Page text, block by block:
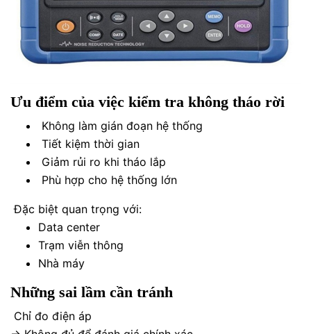
Ưu điểm của việc kiểm tra không tháo rời
Không làm gián đoạn hệ thống
Tiết kiệm thời gian
Giảm rủi ro khi tháo lắp
Phù hợp cho hệ thống lớn
Đặc biệt quan trọng với:
Data center
Trạm viễn thông
Nhà máy
Những sai lầm cần tránh
Chỉ đo điện áp